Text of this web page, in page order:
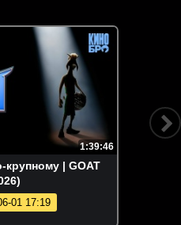
1:39:46
крупному | GOAT
01 17:19